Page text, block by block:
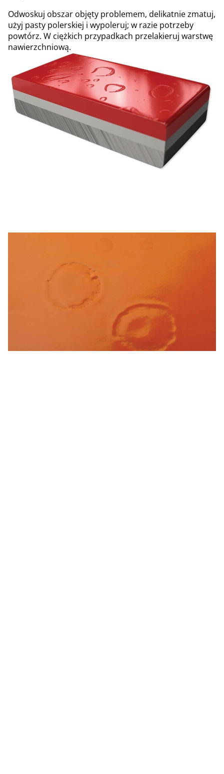
Odwoskuj obszar objęty problemem, delikatnie zmatuj,
użyj pasty polerskiej i wypoleruj; w razie potrzeby
powtórz. W ciężkich przypadkach przelakieruj warstwę
nawierzchniową.